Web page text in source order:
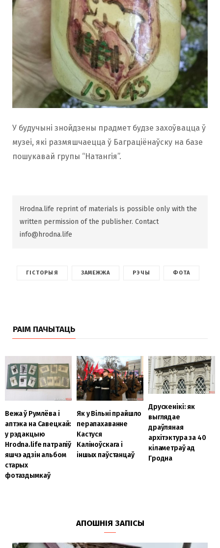
У будучыні знойдзены прадмет будзе захоўвацца ў
музеі, які размяшчаецца ў Баграціёнаўску на базе
пошукавай групы “Натангія”.
Hrodna.life reprint of materials is possible only with the
written permission of the publisher. Contact
info@hrodna.life
ГІСТОРЫЯ ЗАМЕЖЖА РЭЧЫ ФОТА
РАІМ ПАЧЫТАЦЬ
Вежа ў Румлёва і
аптэка на Савецкай:
у рэдакцыю
Hrodna.life патрапіў
яшчэ адзін альбом
старых
фотаздымкаў
Як у Вільні прайшло
перапахаванне
Кастуся
Каліноўскага і
іншых паўстанцаў
Друскенікі: як
выглядае
драўляная
архітэктура за 40
кіламетраў ад
Гродна
АПОШНІЯ ЗАПІСЫ